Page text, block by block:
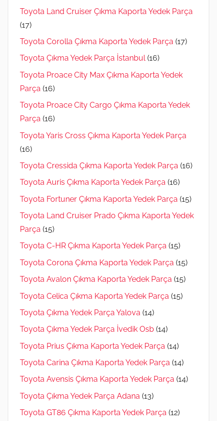
Toyota Land Cruiser Çıkma Kaporta Yedek Parça
(17)
Toyota Corolla Çıkma Kaporta Yedek Parça (17)
Toyota Çıkma Yedek Parça İstanbul (16)
Toyota Proace City Max Çıkma Kaporta Yedek
Parça (16)
Toyota Proace City Cargo Çıkma Kaporta Yedek
Parça (16)
Toyota Yaris Cross Çıkma Kaporta Yedek Parça
(16)
Toyota Cressida Çıkma Kaporta Yedek Parça (16)
Toyota Auris Çıkma Kaporta Yedek Parça (16)
Toyota Fortuner Çıkma Kaporta Yedek Parça (15)
Toyota Land Cruiser Prado Çıkma Kaporta Yedek
Parça (15)
Toyota C-HR Çıkma Kaporta Yedek Parça (15)
Toyota Corona Çıkma Kaporta Yedek Parça (15)
Toyota Avalon Çıkma Kaporta Yedek Parça (15)
Toyota Celica Çıkma Kaporta Yedek Parça (15)
Toyota Çıkma Yedek Parça Yalova (14)
Toyota Çıkma Yedek Parça İvedik Osb (14)
Toyota Prius Çıkma Kaporta Yedek Parça (14)
Toyota Carina Çıkma Kaporta Yedek Parça (14)
Toyota Avensis Çıkma Kaporta Yedek Parça (14)
Toyota Çıkma Yedek Parça Adana (13)
Toyota GT86 Çıkma Kaporta Yedek Parça (12)